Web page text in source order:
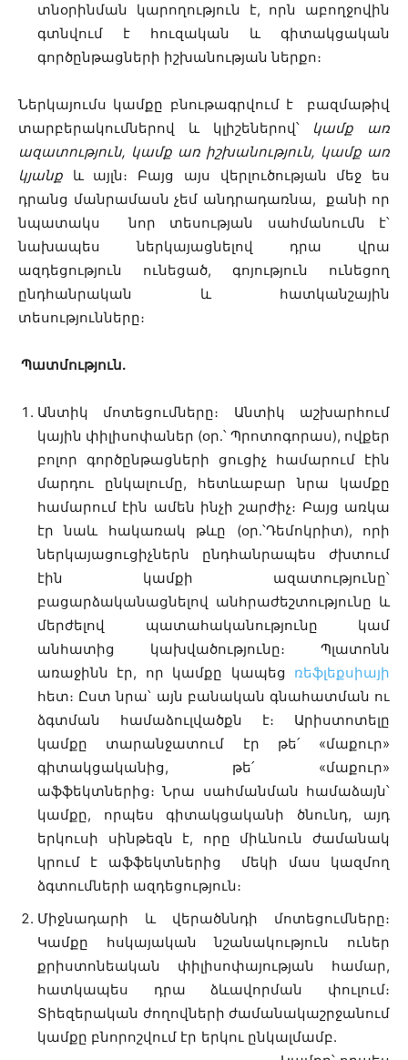
տնօրինման կարողություն է, որն աբողջովին
գտնվում է հուզական և գիտակցական
գործընթացների իշխանության ներքո։
Ներկայումս կամքը բնութագրվում է բազմաթիվ
տարբերակումներով և կլիշեներով՝ կամք առ
ազատություն, կամք առ իշխանություն, կամք առ
կյանք և այլն։ Բայց այս վերլուծության մեջ ես
դրանց մանրամասն չեմ անդրադառնա, քանի որ
նպատակս նոր տեսության սահմանումն է՝
նախապես ներկայացնելով դրա վրա
ազդեցություն ունեցած, գոյություն ունեցող
ընդհանրական և հատկանշային
տեսությունները։
Պատմություն.
Անտիկ մոտեցումները։ Անտիկ աշխարհում
կային փիլիսոփաներ (օր․՝ Պրոտոգորաս), ովքեր
բոլոր գործընթացների ցուցիչ համարում էին
մարդու ընկալումը, հետևաբար նրա կամքը
համարում էին ամեն ինչի շարժիչ։ Բայց առկա
էր նաև հակառակ թևը (օր․՝Դեմոկրիտ), որի
ներկայացուցիչներն ընդհանրապես ժխտում
էին կամքի ազատությունը՝
բացարձականացնելով անհրաժեշտությունը և
մերժելով պատահականությունը կամ
անհատից կախվածությունը։ Պլատոնն
առաջինն էր, որ կամքը կապեց ռեֆլեքսիայի
հետ։ Ըստ նրա՝ այն բանական գնահատման ու
ձգտման համաձուլվածքն է։ Արիստոտելը
կամքը տարանջատում էր թե՛ «մաքուր»
գիտակցականից, թե՛ «մաքուր»
աֆֆեկտներից։ Նրա սահմանման համաձայն՝
կամքը, որպես գիտակցականի ծնունդ, այդ
երկուսի սինթեզն է, որը միևնուն ժամանակ
կրում է աֆֆեկտներից մեկի մաս կազմող
ձգտումների ազդեցություն։
Միջնադարի և վերածննդի մոտեցումները։
Կամքը հսկայական նշանակություն ուներ
քրիստոնեական փիլիսոփայության համար,
հատկապես դրա ձևավորման փուլում։
Տիեզերական ժողովների ժամանակաշրջանում
կամքը բնորոշվում էր երկու ընկալմամբ.